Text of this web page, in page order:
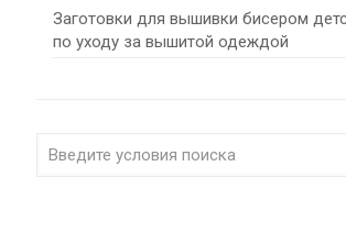
Заготовки для вышивки бисером
по уходу за вышитой одеждой